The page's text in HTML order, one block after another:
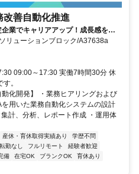
改善自動化推進
業でキャリアアップ！成長感を感
リューションブロック/A37638a
09:00～17:30 実働7時間30分 休
。
化開発】 ・業務ヒアリングおよび
用いた業務自動化システムの設計
計、分析、レポート作成 ・運用体
産休・育休取得実績あり
学歴不問
転勤なし フルリモート
経験者歓迎
備 在宅OK ブランクOK
育休あり